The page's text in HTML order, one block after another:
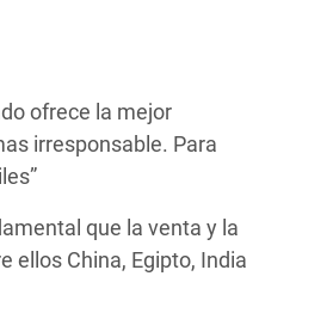
ofrece la mejor
irresponsable. Para
que la venta y la
ellos China, Egipto, India